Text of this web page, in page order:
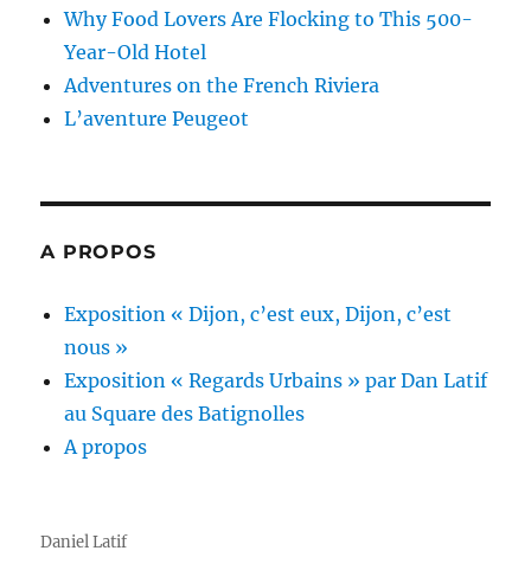
Why Food Lovers Are Flocking to This 500-
Year-Old Hotel
Adventures on the French Riviera
L’aventure Peugeot
A PROPOS
Exposition « Dijon, c’est eux, Dijon, c’est
nous »
Exposition « Regards Urbains » par Dan Latif
au Square des Batignolles
A propos
Daniel Latif